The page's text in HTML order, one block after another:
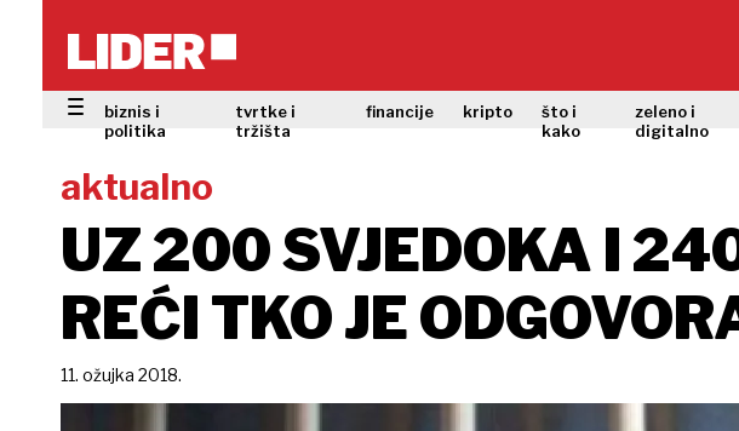
biznis i
politika
tvrtke i
tržišta
financije kripto
što i
kako
zeleno i
digitalno
aktualno
UZ 200 SVJEDOKA I
REĆI TKO JE
11. ožujka 2018.